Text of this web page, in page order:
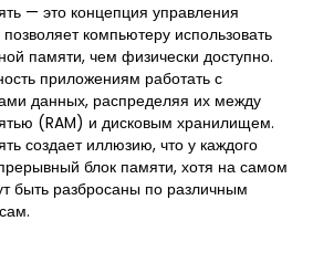
— это концепция управления
компьютеру использовать
памяти, чем физически доступно.
приложениям работать с
данных, распределяя их между
(RAM) и дисковым хранилищем.
создает иллюзию, что у каждого
блок памяти, хотя на самом
быть разбросаны по различным